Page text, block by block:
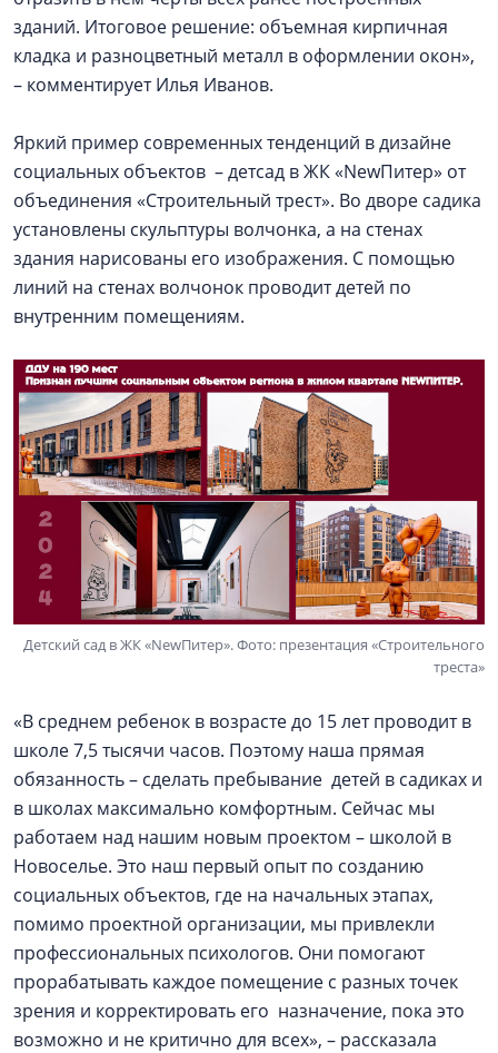
зданий. Итоговое решение: объемная кирпичная
кладка и разноцветный металл в оформлении окон»,
– комментирует Илья Иванов.
Яркий пример современных тенденций в дизайне
социальных объектов – детсад в ЖК «NewПитер» от
объединения «Строительный трест». Во дворе садика
установлены скульптуры волчонка, а на стенах
здания нарисованы его изображения. С помощью
линий на стенах волчонок проводит детей по
внутренним помещениям.
Детский сад в ЖК «NewПитер». Фото: презентация «Строительного
треста»
«В среднем ребенок в возрасте до 15 лет проводит в
школе 7,5 тысячи часов. Поэтому наша прямая
обязанность – сделать пребывание детей в садиках и
в школах максимально комфортным. Сейчас мы
работаем над нашим новым проектом – школой в
Новоселье. Это наш первый опыт по созданию
социальных объектов, где на начальных этапах,
помимо проектной организации, мы привлекли
профессиональных психологов. Они помогают
прорабатывать каждое помещение с разных точек
зрения и корректировать его назначение, пока это
возможно и не критично для всех», – рассказала